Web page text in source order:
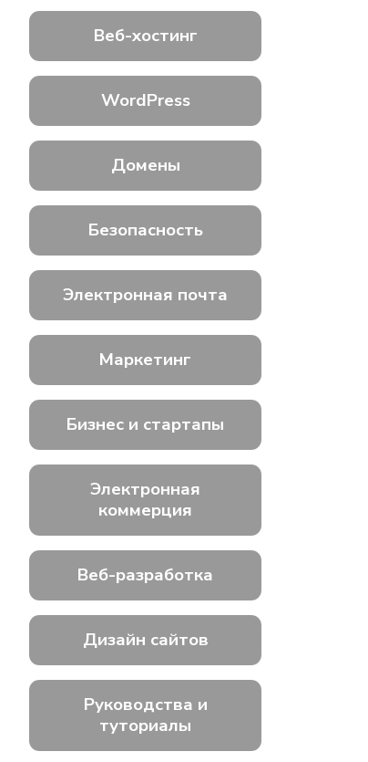
Веб-хостинг
WordPress
Домены
Безопасность
Электронная почта
Маркетинг
Бизнес и стартапы
Электронная
коммерция
Веб-разработка
Дизайн сайтов
Руководства и
туториалы